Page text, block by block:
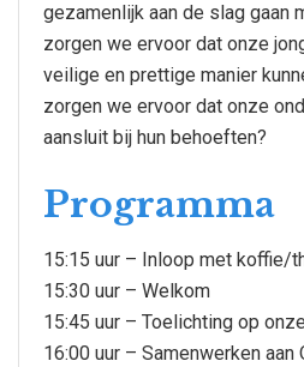
gezamenlijk aan de slag gaan
zorgen we ervoor dat onze
veilige en prettige manier
zorgen we ervoor dat onze
aansluit bij hun behoeften?
Programma
15:15 uur – Inloop met koffie/
15:30 uur – Welkom
15:45 uur – Toelichting op
16:00 uur – Samenwerken aan